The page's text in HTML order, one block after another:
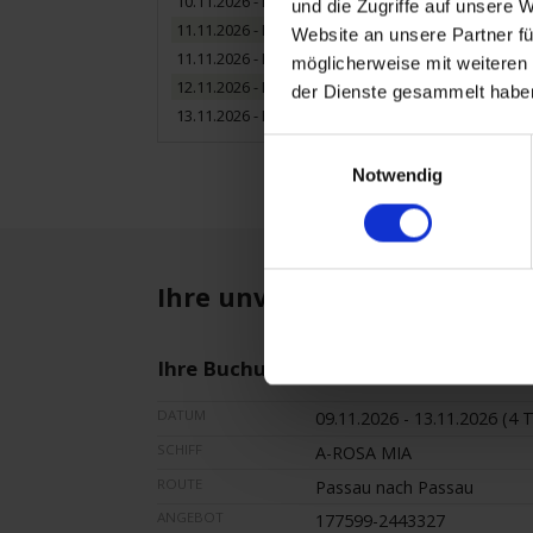
und die Zugriffe auf unsere
Website an unsere Partner
möglicherweise mit
der Dienste gesammelt
Notwendig
11.11.2026 - Mittwoch
11.11.2026 - Mittwoch
12.11.2026 - Donnerstag
13.11.2026 - Freitag
Ihre unverbindliche
Ihre Buchungsanfrage
09.11.2026 - 13.11.2026 (4
A-ROSA MIA
Passau nach Passau
177599-2443327